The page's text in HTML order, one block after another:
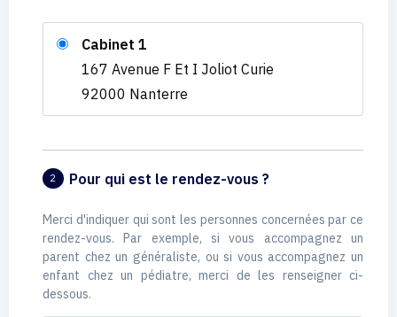
Cabinet 1
167 Avenue F Et I Joliot Curie
92000 Nanterre
2 Pour qui est le rendez-vous ?
Merci d'indiquer qui sont les personnes concernées par ce
rendez-vous. Par exemple, si vous accompagnez un
parent chez un généraliste, ou si vous accompagnez un
enfant chez un pédiatre, merci de les renseigner ci-
dessous.